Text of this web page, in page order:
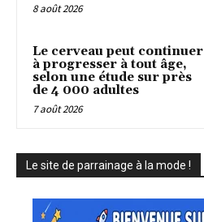
8 août 2026
Le cerveau peut continuer
à progresser à tout âge,
selon une étude sur près
de 4 000 adultes
7 août 2026
Le site de parrainage à la mode !